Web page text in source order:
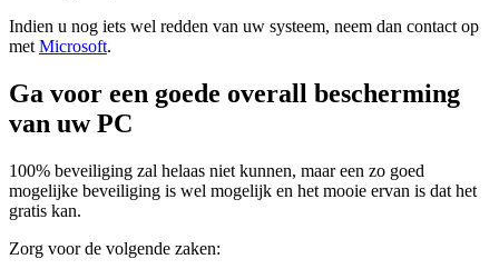
Indien u nog iets wel redden van uw systeem, neem dan contact op
met Microsoft.
Ga voor een goede overall bescherming
van uw PC
100% beveiliging zal helaas niet kunnen, maar een zo goed
mogelijke beveiliging is wel mogelijk en het mooie ervan is dat het
gratis kan.
Zorg voor de volgende zaken: